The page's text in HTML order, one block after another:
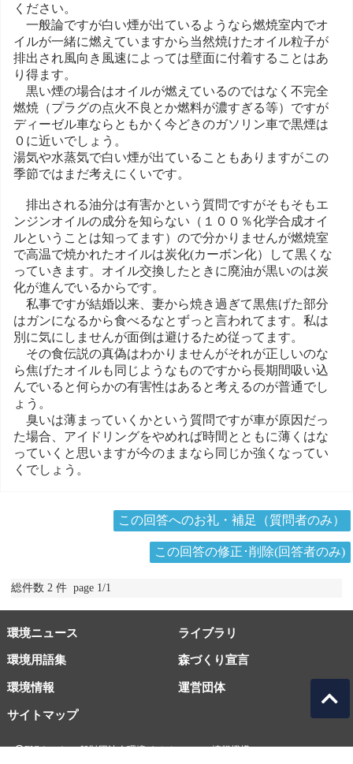
ください。
一般論ですが白い煙が出ているようなら燃焼室内でオ
イルが一緒に燃えていますから当然焼けたオイル粒子が
排出され風向き風速によっては壁面に付着することはあ
り得ます。
黒い煙の場合はオイルが燃えているのではなく不完全
燃焼（プラグの点火不良とか燃料が濃すぎる等）ですが
ディーゼル車ならともかく今どきのガソリン車で黒煙は
０に近いでしょう。
湯気や水蒸気で白い煙が出ていることもありますがこの
季節ではまだ考えにくいです。
排出される油分は有害かという質問ですがそもそもエ
ンジンオイルの成分を知らない（１００％化学合成オイ
ルということは知ってます）ので分かりませんが燃焼室
で高温で焼かれたオイルは炭化(カーボン化）して黒くな
っていきます。オイル交換したときに廃油が黒いのは炭
化が進んでいるからです。
私事ですが結婚以来、妻から焼き過ぎて黒焦げた部分
はガンになるから食べるなとずっと言われてます。私は
別に気にしませんが面倒は避けるため従ってます。
その食伝説の真偽はわかりませんがそれが正しいのな
ら焦げたオイルも同じようなものですから長期間吸い込
んでいると何らかの有害性はあると考えるのが普通でし
ょう。
臭いは薄まっていくかという質問ですが車が原因だっ
た場合、アイドリングをやめれば時間とともに薄くはな
っていくと思いますが今のままなら同じか強くなってい
くでしょう。
この回答へのお礼・補足（質問者のみ）
この回答の修正･削除(回答者のみ)
総件数 2 件 page 1/1
環境ニュース ライブラリ
環境用語集 森づくり宣言
環境情報
サイトマップ
運営団体
EICネット 一般財団法人環境イノベーション情報機構